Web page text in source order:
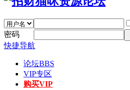
密码
快捷导航
论坛BBS
VIP专区
购买VIP